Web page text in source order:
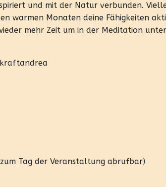
und mit der Natur verbunden.
warmen Monaten deine Fähigkeiten
mehr Zeit um in der Meditation
Tag der Veranstaltung abrufbar)